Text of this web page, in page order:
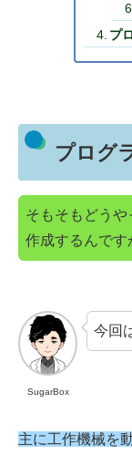
プ
プログ
そもそもどう
作成するんです
SugarBox
今回
主に工作機械を